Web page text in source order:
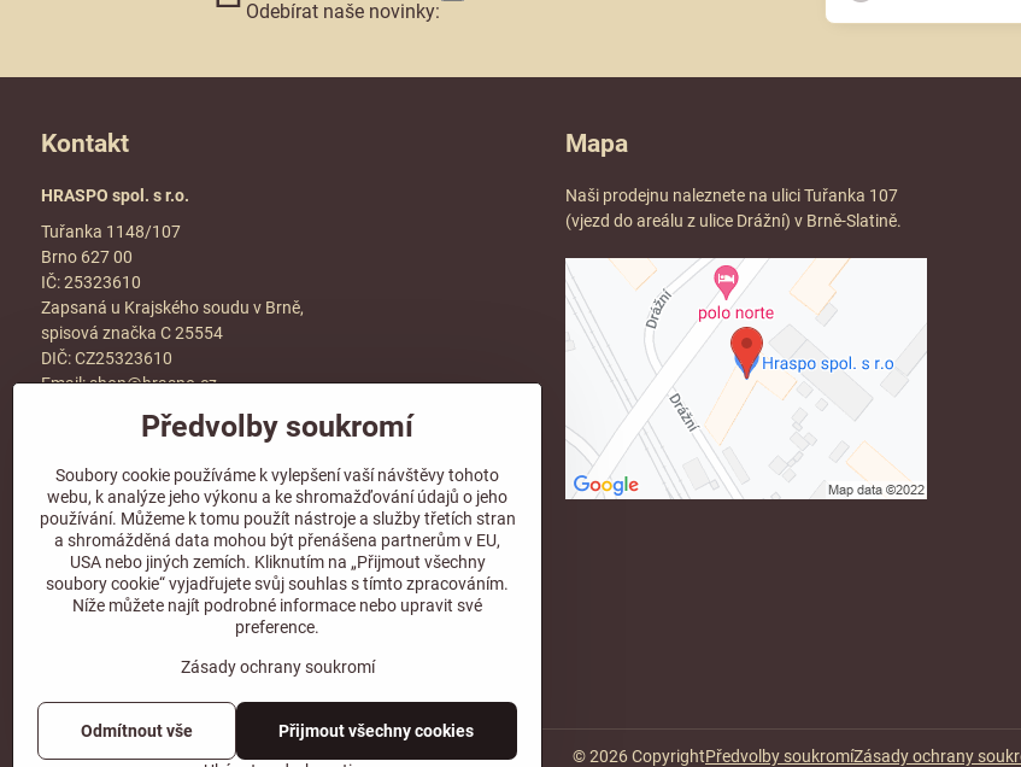
Odebírat naše novinky:
Kontakt
HRASPO spol. s r.o.
Tuřanka 1148/107
Brno 627 00
IČ: 25323610
Zapsaná u Krajského soudu v Brně,
spisová značka C 25554
DIČ: CZ25323610
Email:shop@hraspo.cz
Obchodní podmínky
Více info v sekcikontakt
Sledujte naše sociální sítě!
Mapa
Naši prodejnu naleznete na ulici Tuřanka 107
(vjezd do areálu z ulice Drážní) v Brně-Slatině.
©2026CopyrightPředvolby soukromíZásady ochrany
Předvolby soukromí
Soubory cookie používáme k vylepšení vaší návštěvy tohoto
webu, k analýze jeho výkonu a ke shromažďování údajů o jeho
používání. Můžeme k tomu použít nástroje a služby třetích stran
a shromážděná data mohou být přenášena partnerům v EU,
USA nebo jiných zemích. Kliknutím na „Přijmout všechny
soubory cookie“ vyjadřujete svůj souhlas s tímto zpracováním.
Níže můžete najít podrobné informace nebo upravit své
preference.
Zásady ochrany soukromí
Přijmout všechny cookies
Odmítnout vše